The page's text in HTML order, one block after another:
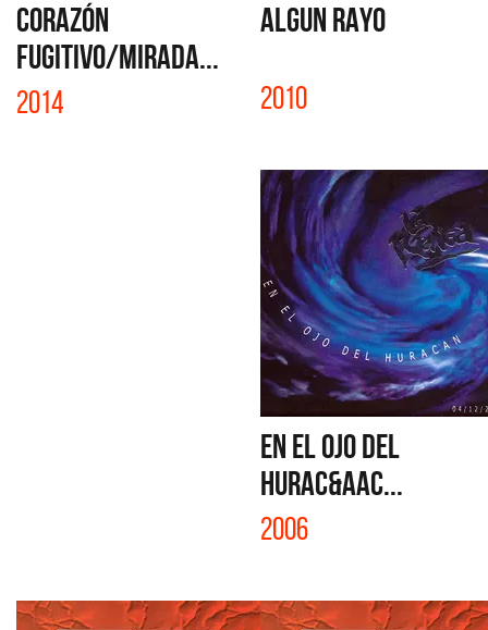
CORAZÓN
FUGITIVO/MIRADA...
2014
ALGUN RAYO
2010
EN EL OJO DEL
HURAC&Aac...
2006